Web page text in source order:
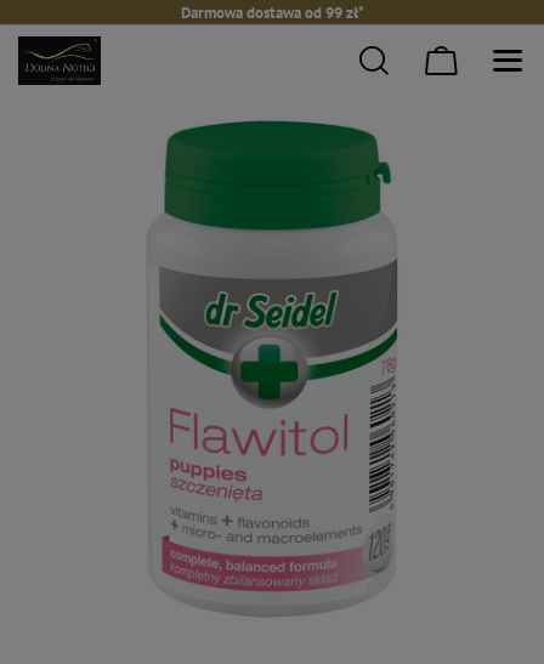
Darmowa dostawa od 99 zł*